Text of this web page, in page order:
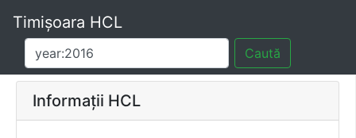
Timișoara HCL
Caută
Informații HCL